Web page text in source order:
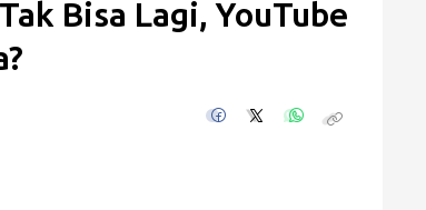
Bisa Lagi, YouTube